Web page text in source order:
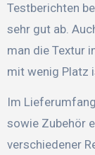
Testberichten
sehr gut ab.
man die Textur
mit wenig Platz
Im
sowie Zubehör
verschiedener